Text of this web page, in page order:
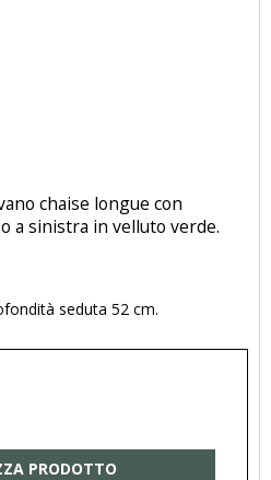
chaise longue con
a sinistra in velluto verde.
seduta 52 cm.
PRODOTTO